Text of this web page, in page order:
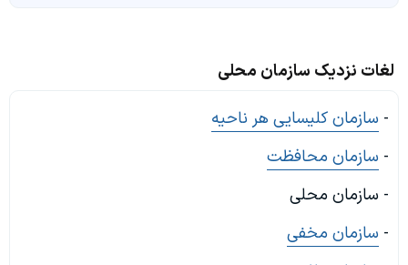
لغات نزدیک سازمان محلی
- سازمان کلیسایی هر ناحیه
- سازمان محافظت
- سازمان محلی
- سازمان مخفی